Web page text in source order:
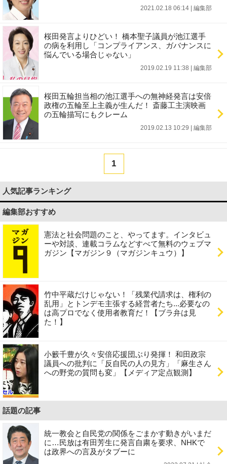
2021.02.18 06:14 編集部
桜田発言よりひどい！ 橋本聖子議員が池江選手
の病を利用し「コンプライアンス、ガバナンスに
悩んでいる場合じゃない」
2019.02.19 11:38 編集部
桜田五輪担当相の池江選手への無神経発言は安倍
政権の五輪至上主義が生んだ！ 斎藤工主演映画
の五輪描写にもクレーム
2019.02.13 10:29 編集部
1
人気記事ランキング
編集部おすすめ
憲法と社会問題のこと、やってます。インタビュ
ーや対談、連載コラムなどすべて無料のウェブマ
ガジン【マガジン９（マガジンキュウ）】
竹中平蔵だけじゃない！「残業代請求は、権利の
乱用」とトンデモ主張する経営者たち...必要なの
は高プロでなく使用者教育だ！【ブラ弁は見
た！】
小籔千豊が久々安倍応援団ぶり発揮！ 和田政宗
議員への批判に「反自民の人の見方」「麻生さん
への野党の質問も変」【メディア定点観測】
話題の記事
統一教会と自民党の関係をごまかす動きがいまだ
に…民放は有田芳生に発言自粛を要求、NHKで
は政界への言及がタブーに